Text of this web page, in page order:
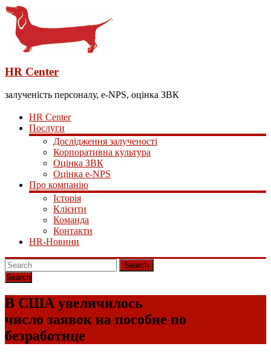
HR Center
залученість персоналу, e-NPS, оцінка ЗВК
HR Center
Послуги
Дослідження залученості
Корпоративна культура
Оцінка ЗВК
Оцінка e-NPS
Про компанію
Історія
Клієнти
Команда
Контакти
HR-Новини
Search
В США увеличилось
число заявок на пособие по
безработице